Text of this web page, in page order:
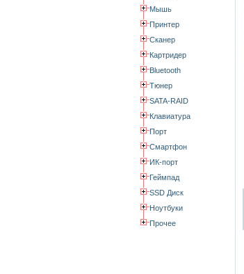
Мышь
Принтер
Сканер
Картридер
Bluetooth
Тюнер
SATA-RAID
Клавиатура
Порт
Смартфон
ИК-порт
Геймпад
SSD Диск
Ноутбуки
Прочее